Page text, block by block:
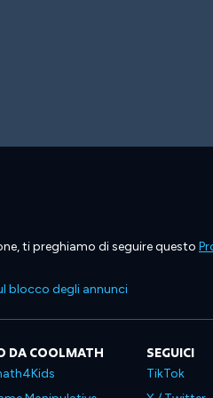
ti preghiamo di seguire questo
blocco degli annunci
DA COOLMATH SEGUICI
TikTok